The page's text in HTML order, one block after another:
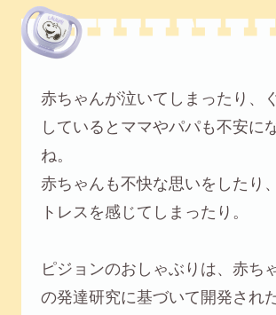
赤ちゃんが泣いてしまったり、
しているとママやパパも不安に
ね。
赤ちゃんも不快な思いをしたり
トレスを感じてしまったり。
ピジョンのおしゃぶりは、⾚ち
の発達研究に基づいて開発され